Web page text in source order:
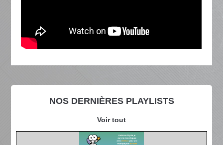
NOS DERNIÈRES PLAYLISTS
Voir tout